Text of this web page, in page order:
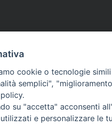
cookie o tecnologie
semplici",
su "accetta" acconsenti
e personalizzare le